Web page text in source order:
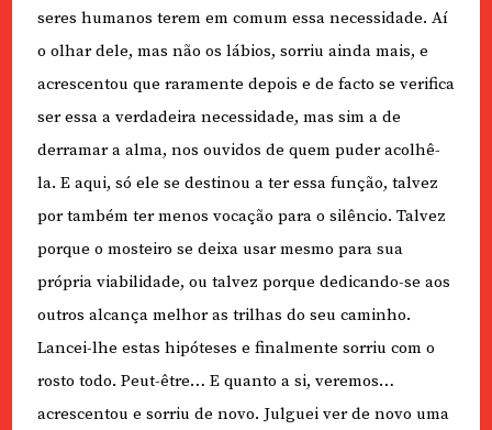
seres humanos terem em comum essa necessidade. Aí
o olhar dele, mas não os lábios, sorriu ainda mais, e
acrescentou que raramente depois e de facto se verifica
ser essa a verdadeira necessidade, mas sim a de
derramar a alma, nos ouvidos de quem puder acolhê-
la. E aqui, só ele se destinou a ter essa função, talvez
por também ter menos vocação para o silêncio. Talvez
porque o mosteiro se deixa usar mesmo para sua
própria viabilidade, ou talvez porque dedicando-se aos
outros alcança melhor as trilhas do seu caminho.
Lancei-lhe estas hipóteses e finalmente sorriu com o
rosto todo. Peut-être… E quanto a si, veremos…
acrescentou e sorriu de novo. Julguei ver de novo uma